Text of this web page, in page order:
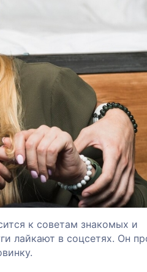
к советам знакомых и
лайкают в соцсетях. Он